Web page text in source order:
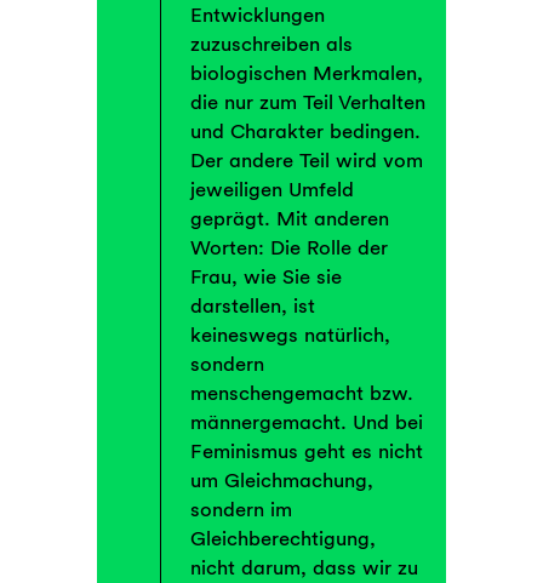
Entwicklungen
zuzuschreiben als
biologischen Merkmalen,
die nur zum Teil Verhalten
und Charakter bedingen.
Der andere Teil wird vom
jeweiligen Umfeld
geprägt. Mit anderen
Worten: Die Rolle der
Frau, wie Sie sie
darstellen, ist
keineswegs natürlich,
sondern
menschengemacht bzw.
männergemacht. Und bei
Feminismus geht es nicht
um Gleichmachung,
sondern im
Gleichberechtigung,
nicht darum, dass wir zu